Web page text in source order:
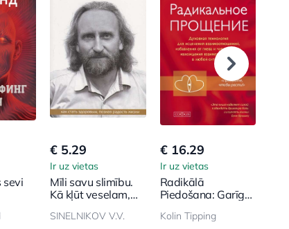
sevi
€ 5.29
Ir uz vietas
Mīli savu slimību.
Kā kļūt veselam,
prieku
SINELNIKOV V.V.
€ 16.29
Ir uz vietas
Radikālā
Piedošana: Garīgā
attiecību
Kolin Tipping